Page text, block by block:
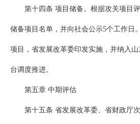
第十四条 项目储备。根据攻关项目
储备项目名单，并向社会公示5个工作日
项目，省发展改革委印发实施，并纳入
台调度推进。
第五章 中期评估
第十五条 省发展改革委、省财政厅